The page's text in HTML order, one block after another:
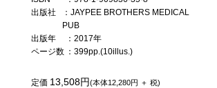
出版社
：JAYPEE BROTHERS MEDICAL
PUB
出版年
：2017年
ページ数 ：399pp.(10illus.)
定価 13,508円(本体12,280円 ＋ 税)